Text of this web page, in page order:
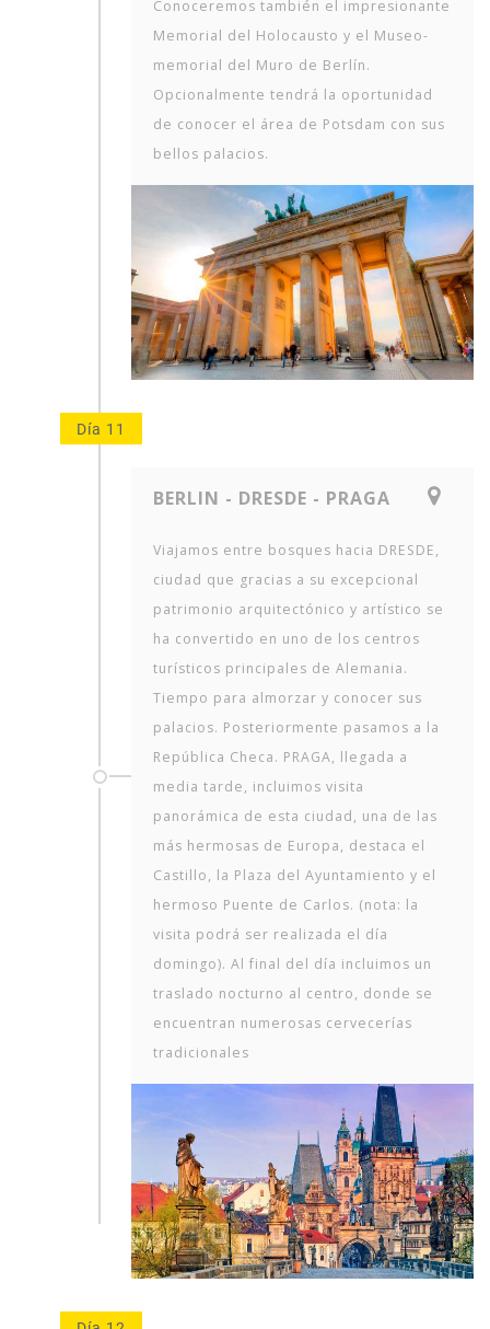
Conoceremos también el impresionante
Memorial del Holocausto y el Museo-
memorial del Muro de Berlín.
Opcionalmente tendrá la oportunidad
de conocer el área de Potsdam con sus
bellos palacios.
Día 11
BERLIN - DRESDE - PRAGA
Viajamos entre bosques hacia DRESDE,
ciudad que gracias a su excepcional
patrimonio arquitectónico y artístico se
ha convertido en uno de los centros
turísticos principales de Alemania.
Tiempo para almorzar y conocer sus
palacios. Posteriormente pasamos a la
República Checa. PRAGA, llegada a
media tarde, incluimos visita
panorámica de esta ciudad, una de las
más hermosas de Europa, destaca el
Castillo, la Plaza del Ayuntamiento y el
hermoso Puente de Carlos. (nota: la
visita podrá ser realizada el día
domingo). Al final del día incluimos un
traslado nocturno al centro, donde se
encuentran numerosas cervecerías
tradicionales